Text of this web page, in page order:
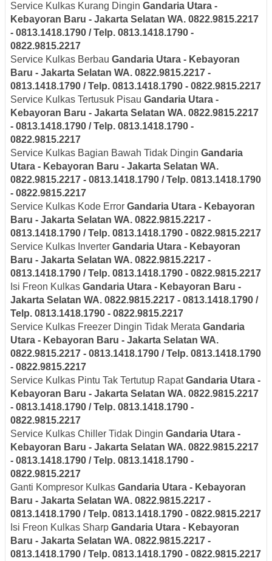
Service Kulkas Kurang Dingin Gandaria Utara -
Kebayoran Baru - Jakarta Selatan WA. 0822.9815.2217
- 0813.1418.1790 / Telp. 0813.1418.1790 -
0822.9815.2217
Service Kulkas Berbau Gandaria Utara - Kebayoran
Baru - Jakarta Selatan WA. 0822.9815.2217 -
0813.1418.1790 / Telp. 0813.1418.1790 - 0822.9815.2217
Service Kulkas Tertusuk Pisau Gandaria Utara -
Kebayoran Baru - Jakarta Selatan WA. 0822.9815.2217
- 0813.1418.1790 / Telp. 0813.1418.1790 -
0822.9815.2217
Service Kulkas Bagian Bawah Tidak Dingin Gandaria
Utara - Kebayoran Baru - Jakarta Selatan WA.
0822.9815.2217 - 0813.1418.1790 / Telp. 0813.1418.1790
- 0822.9815.2217
Service Kulkas Kode Error Gandaria Utara - Kebayoran
Baru - Jakarta Selatan WA. 0822.9815.2217 -
0813.1418.1790 / Telp. 0813.1418.1790 - 0822.9815.2217
Service Kulkas Inverter Gandaria Utara - Kebayoran
Baru - Jakarta Selatan WA. 0822.9815.2217 -
0813.1418.1790 / Telp. 0813.1418.1790 - 0822.9815.2217
Isi Freon Kulkas Gandaria Utara - Kebayoran Baru -
Jakarta Selatan WA. 0822.9815.2217 - 0813.1418.1790 /
Telp. 0813.1418.1790 - 0822.9815.2217
Service Kulkas Freezer Dingin Tidak Merata Gandaria
Utara - Kebayoran Baru - Jakarta Selatan WA.
0822.9815.2217 - 0813.1418.1790 / Telp. 0813.1418.1790
- 0822.9815.2217
Service Kulkas Pintu Tak Tertutup Rapat Gandaria Utara -
Kebayoran Baru - Jakarta Selatan WA. 0822.9815.2217
- 0813.1418.1790 / Telp. 0813.1418.1790 -
0822.9815.2217
Service Kulkas Chiller Tidak Dingin Gandaria Utara -
Kebayoran Baru - Jakarta Selatan WA. 0822.9815.2217
- 0813.1418.1790 / Telp. 0813.1418.1790 -
0822.9815.2217
Ganti Kompresor Kulkas Gandaria Utara - Kebayoran
Baru - Jakarta Selatan WA. 0822.9815.2217 -
0813.1418.1790 / Telp. 0813.1418.1790 - 0822.9815.2217
Isi Freon Kulkas Sharp Gandaria Utara - Kebayoran
Baru - Jakarta Selatan WA. 0822.9815.2217 -
0813.1418.1790 / Telp. 0813.1418.1790 - 0822.9815.2217